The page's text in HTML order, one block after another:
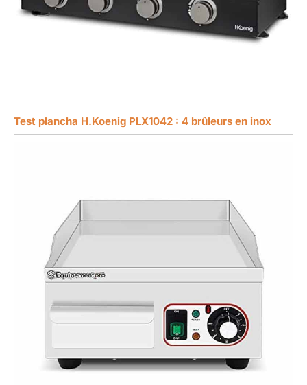
Test plancha H.Koenig PLX1042 : 4 brûleurs en inox